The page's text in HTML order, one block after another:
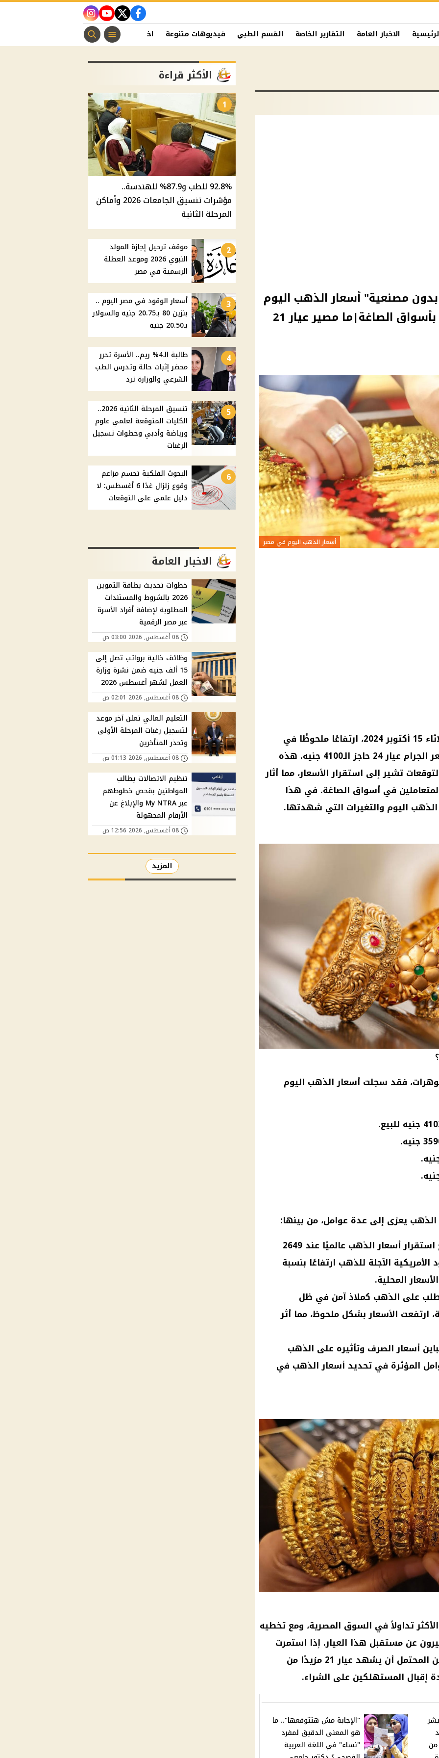
facebook
twitter
youtube
instagram
الاخبار العامة التقارير الخاصة القسم الطبي فيديوهات متنوعة اخبار الفن منوعات مسيحية
4100 جنيه بدون مصنعية" أسعار الذهب اليوم
في مصر تخالف التوقعات بأسواق الصاغة|ما مصير عيار 21
أسعار الذهب اليوم في مصر
شهدت أسعار الذهب اليوم، الثلاثاء 15 أكتوبر 2024، ارتفاعًا ملحوظًا في
الأسواق المحلية، حيث تخطى سعر الجرام عيار 24 حاجز الـ4100 جنيه. هذه
تشير إلى استقرار الأسعار، مما أثار
في أسواق الصاغة. في هذا
اليوم والتغيرات التي شهدتها.
فقد سجلت أسعار الذهب اليوم
الذهب يعزى إلى عدة عوامل، من بينها:
التحركات العالمية: تزامنًا مع استقرار أسعار الذهب عالميًا عند 2649
الأمريكية الآجلة للذهب ارتفاعًا بنسبة
على الذهب كملاذ آمن في ظل
ارتفعت الأسعار بشكل ملحوظ، مما أثر
أسعار الصرف وتأثيره على الذهب
المؤثرة في تحديد أسعار الذهب في
تداولاً في السوق المصرية، ومع تخطيه
العالمية في الارتفاع، فمن المحتمل أن يشهد عيار 21 مزيدًا من
إقبال المستهلكين على الشراء.
من
"الإجابة مش هتتوقعها".. ما
هو المعنى الدقيق لمفرد
"نساء" في اللغة العربية
الأكثر قراءة
1
92.8% للطب و87.9% للهندسة..
مؤشرات تنسيق الجامعات 2026 وأماكن
المرحلة الثانية
2
موقف ترحيل إجازة المولد
النبوي 2026 وموعد العطلة
الرسمية في مصر
3
أسعار الوقود في مصر اليوم ..
بنزين 80 بـ20.75 جنيه والسولار
بـ20.50 جنيه
4
طالبة الـ4% ريم.. الأسرة تحرر
محضر إثبات حالة وتدرس الطب
الشرعي والوزارة ترد
5
تنسيق المرحلة الثانية 2026..
الكليات المتوقعة لعلمي علوم
ورياضة وأدبي وخطوات تسجيل
الرغبات
6
البحوث الفلكية تحسم مزاعم
وقوع زلزال غدًا 6 أغسطس: لا
دليل علمي على التوقعات
الاخبار العامة
خطوات تحديث بطاقة التموين
2026 بالشروط والمستندات
المطلوبة لإضافة أفراد الأسرة
عبر مصر الرقمية
08 أغسطس, 2026 03:00 ص
وظائف خالية برواتب تصل إلى
15 ألف جنيه ضمن نشرة وزارة
العمل لشهر أغسطس 2026
08 أغسطس, 2026 02:01 ص
التعليم العالي تعلن آخر موعد
لتسجيل رغبات المرحلة الأولى
وتحذر المتأخرين
08 أغسطس, 2026 01:13 ص
تنظيم الاتصالات يطالب
المواطنين بفحص خطوطهم
عبر My NTRA والإبلاغ عن
الأرقام المجهولة
08 أغسطس, 2026 12:56 ص
المزيد